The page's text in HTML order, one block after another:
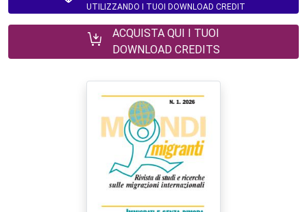
UTILIZZANDO I TUOI DOWNLOAD CREDIT
ACQUISTA QUI I TUOI
DOWNLOAD CREDITS